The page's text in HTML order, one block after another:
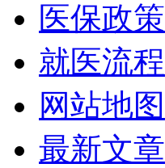
医保政策
就医流程
网站地图
最新文章